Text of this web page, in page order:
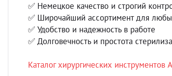
✅ Немецкое качество и строгий
✅ Широчайший ассортимент для
✅ Удобство и надежность в работе
✅ Долговечность и простота
Каталог хирургических инструментов